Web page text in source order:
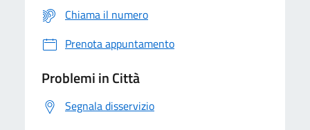
Chiama il numero
Prenota appuntamento
Problemi in Città
Segnala disservizio